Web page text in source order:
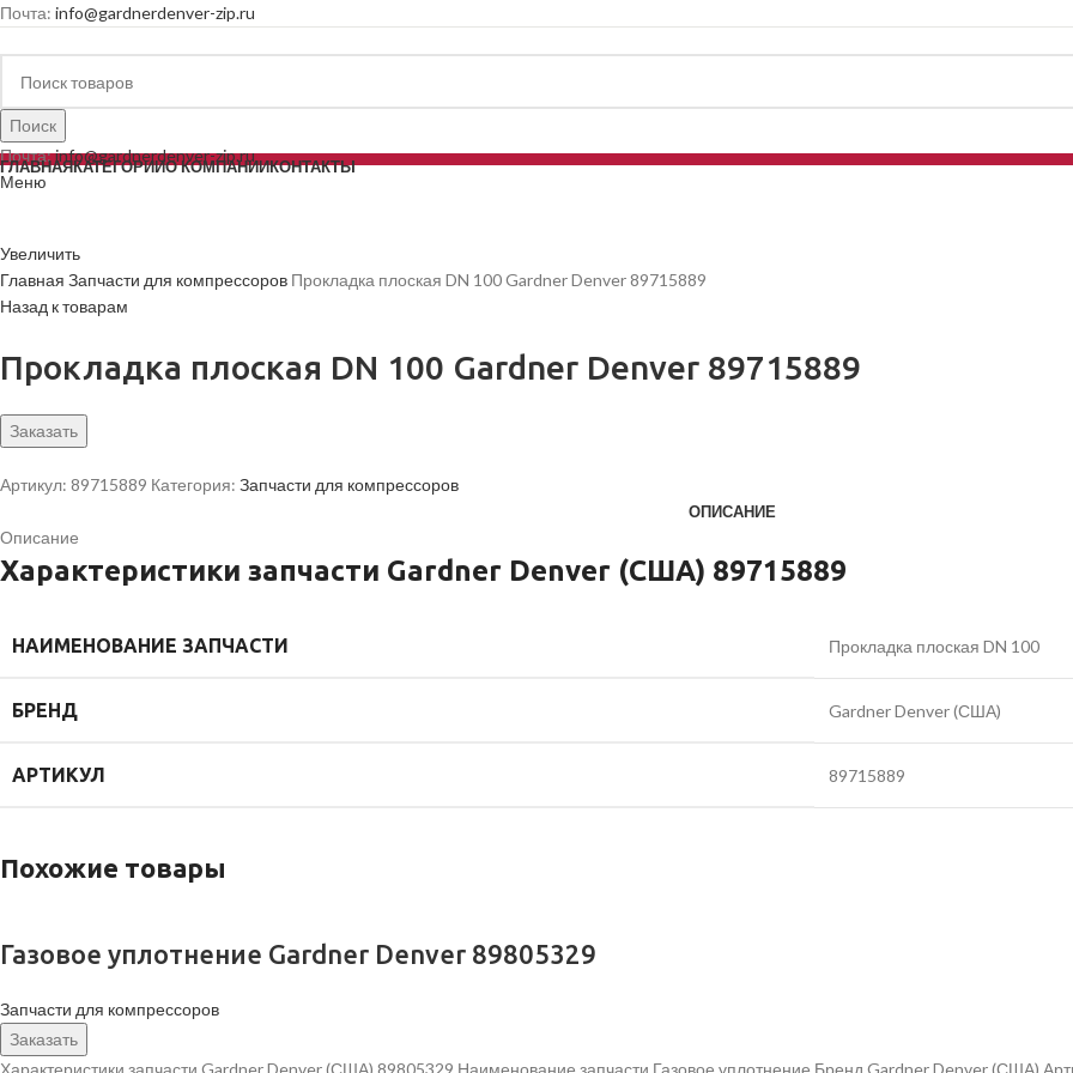
Почта: info@gardnerdenver-zip.ru
Поиск
Почта:info@gardnerdenver-zip.ru
Меню
ГЛАВНАЯКАТЕГОРИИО КОМПАНИИКОНТАКТЫ
Увеличить
Главная Запчасти для компрессоров Прокладка плоская DN 100 Gardner Denver 89715889
Назад к товарам
Прокладка плоская DN 100 Gardner Denver 89715889
Заказать
Артикул: 89715889 Категория: Запчасти для компрессоров
ОПИСАНИЕ
Описание
Характеристики запчасти Gardner Denver (США) 89715889
НАИМЕНОВАНИЕ ЗАПЧАСТИ Прокладка плоская DN 100
БРЕНД Gardner Denver (США)
АРТИКУЛ 89715889
Похожие товары
Газовое уплотнение Gardner Denver 89805329
Запчасти для компрессоров
Заказать